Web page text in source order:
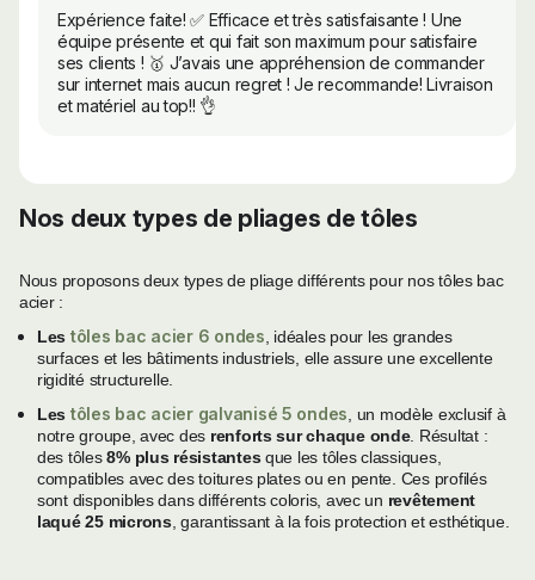
Expérience faite! ✅ Efficace et très satisfaisante ! Une
équipe présente et qui fait son maximum pour satisfaire
ses clients ! 🥇 J’avais une appréhension de commander
sur internet mais aucun regret ! Je recommande! Livraison
et matériel au top!! 👌
Nos deux types de pliages de tôles
Nous proposons deux types de pliage différents pour nos tôles bac
acier :
Les tôles bac acier 6 ondes , idéales pour les grandes
surfaces et les bâtiments industriels, elle assure une excellente
rigidité structurelle.
Les tôles bac acier galvanisé 5 ondes , un modèle exclusif à
notre groupe, avec des renforts sur chaque onde. Résultat :
des tôles8% plus résistantesque les tôles classiques,
compatibles avec des toitures plates ou en pente. Ces profilés
sont disponibles dans différents coloris, avec un revêtement
laqué 25 microns, garantissant à la fois protection et esthétique.